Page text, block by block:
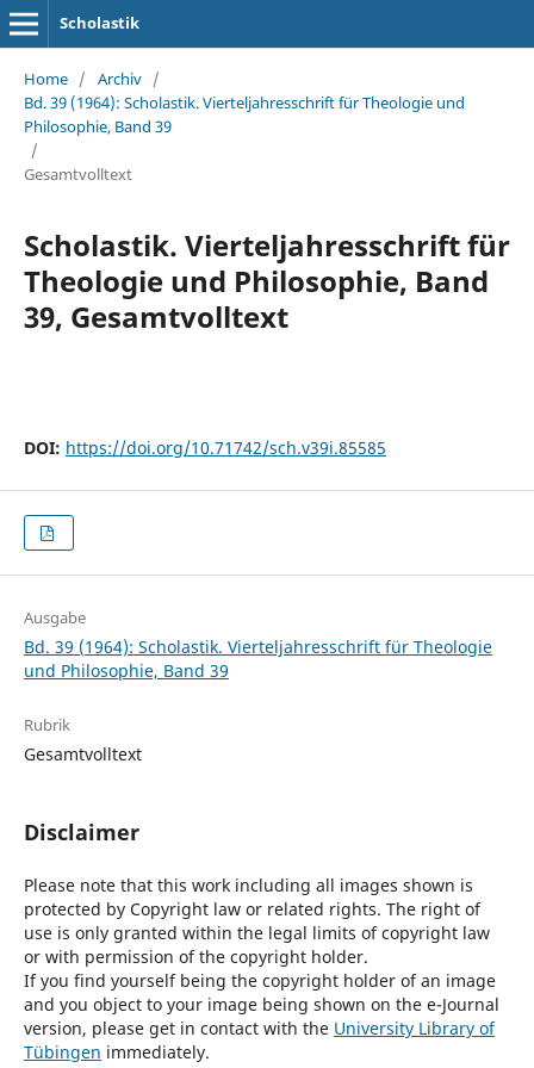
Scholastik
Home / Archiv /
Bd. 39 (1964): Scholastik. Vierteljahresschrift für Theologie und
Philosophie, Band 39
/
Gesamtvolltext
Scholastik. Vierteljahresschrift für
Theologie und Philosophie, Band
39, Gesamtvolltext
DOI: https://doi.org/10.71742/sch.v39i.85585
Ausgabe
Bd. 39 (1964): Scholastik. Vierteljahresschrift für Theologie
und Philosophie, Band 39
Rubrik
Gesamtvolltext
Disclaimer
Please note that this work including all images shown is
protected by Copyright law or related rights. The right of
use is only granted within the legal limits of copyright law
or with permission of the copyright holder.
If you find yourself being the copyright holder of an image
and you object to your image being shown on the e-Journal
version, please get in contact with the University Library of
Tübingen immediately.